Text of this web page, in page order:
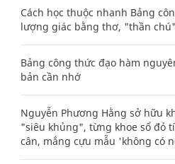
Cách học thuộc nhanh Bảng
lượng giác bằng thơ, "thần chú"
Bảng công thức đạo hàm
bản cần nhớ
Nguyễn Phương Hằng sở hữu
"siêu khủng", từng khoe sổ đỏ
cân, mắng cựu mẫu 'không có